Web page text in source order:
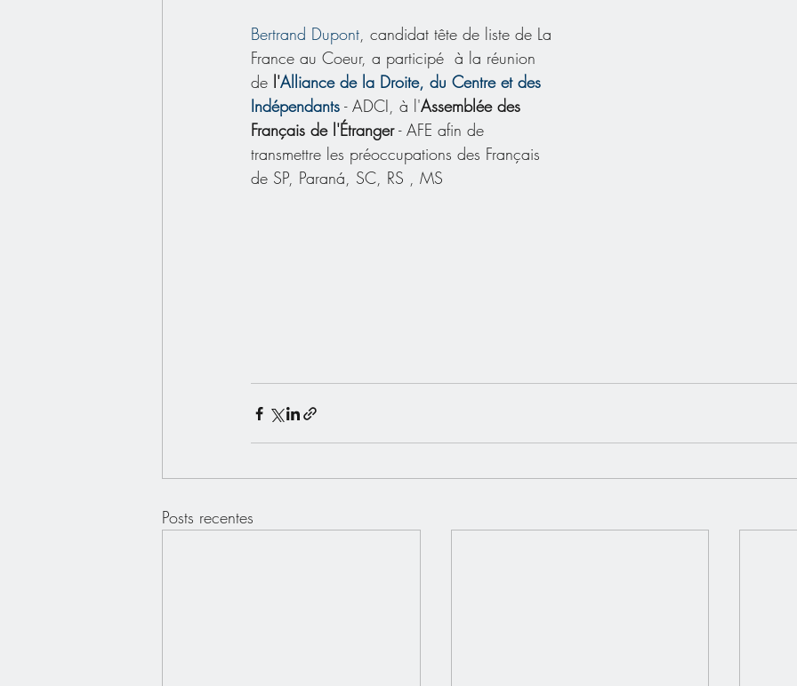
Bertrand Dupont, candidat tête de liste de La
France au Coeur, a participé  à la réunion
de l'Alliance de la Droite, du Centre et des
Indépendants - ADCI, à l'Assemblée des
Français de l'Étranger - AFE afin de
transmettre les préoccupations des Français
de SP, Paraná, SC, RS , MS
Posts recentes